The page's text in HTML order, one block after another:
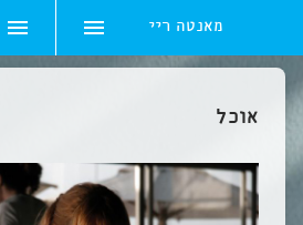
Skip
מאנטה ריי
אוכל